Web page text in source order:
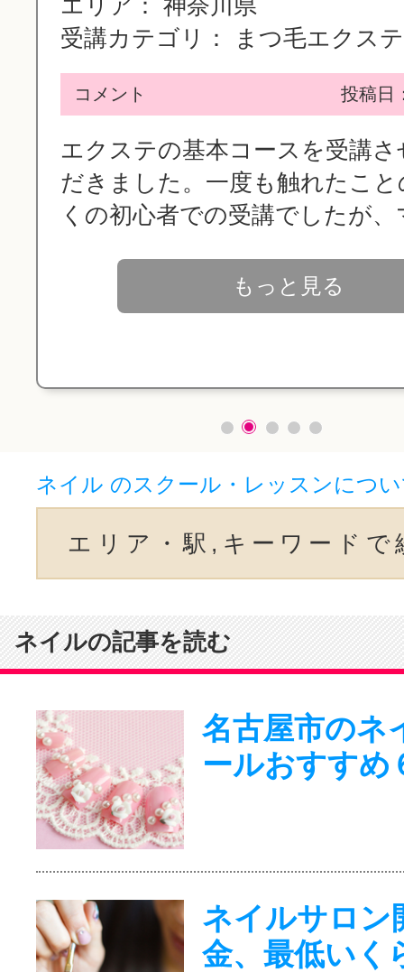
受講カテゴリ：
まつ毛エクス
コメント 投稿日
エクステの基本コースを受講
だきました。一度も触れたこ
くの初心者での受講でしたが、
もっと見る
ネイル のスクール・レッスンにつ
エリア・駅,キーワードで
ネイルの記事を読む
名古屋市のネ
ールおすすめ
ネイルサロン
金、最低いく